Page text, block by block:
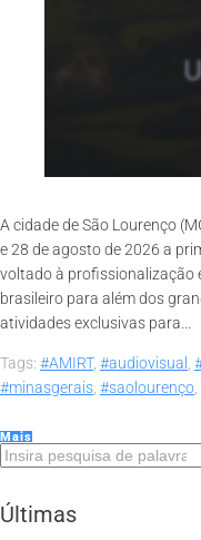
A cidade de São Lourenço
e 28 de agosto de 2026 a
voltado à profissionalização
brasileiro para além dos
atividades exclusivas para...
Tags: #AMIRT, #audiovisual ,
#minasgerais, #saolourenço,
Mais
Últimas